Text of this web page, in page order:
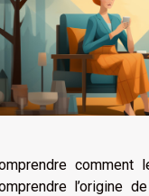
comment
l’origine